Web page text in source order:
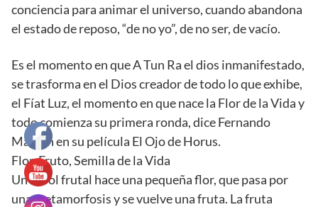
conciencia para animar el universo, cuando abandona
el estado de reposo, “de no yo”, de no ser, de vacío.
Es el momento en que A Tun Ra el dios inmanifestado,
se trasforma en el Dios creador de todo lo que exhibe,
el Fíat Luz, el momento en que nace la Flor de la Vida y
todo comienza su primera ronda, dice Fernando
Malkun en su película El Ojo de Horus.
Flor, Fruto, Semilla de la Vida
Un árbol frutal hace una pequeña flor, que pasa por
una metamorfosis y se vuelve una fruta. La fruta